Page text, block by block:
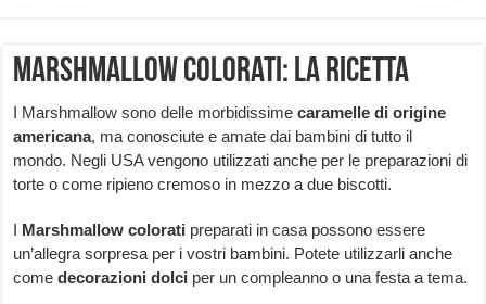
Marshmallow colorati: la ricetta
I Marshmallow sono delle morbidissimecaramelle di origine
americana, ma conosciute e amate dai bambini di tutto il
mondo. Negli USA vengono utilizzati anche per le preparazioni di
torte o come ripieno cremoso in mezzo a due biscotti.
I Marshmallow colorati preparati in casa possono essere
un’allegra sorpresa per i vostri bambini. Potete utilizzarli anche
comedecorazioni dolci per un compleanno o una festa a tema.